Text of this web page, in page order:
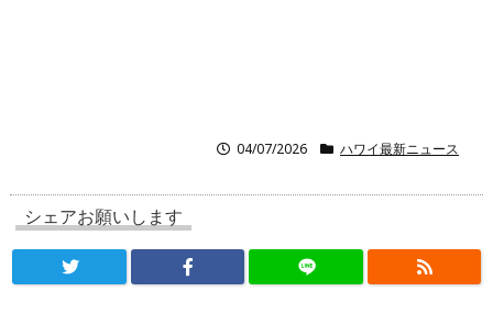
04/07/2026 ハワイ最新ニュース
シェアお願いします